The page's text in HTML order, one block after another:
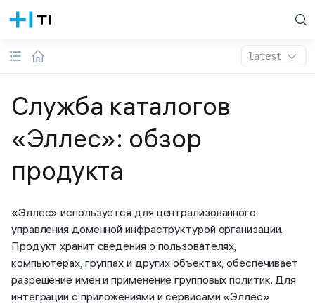
latest
Служба каталогов
«Эллес»: обзор
продукта
«Эллес» используется для централизованного
управления доменной инфраструктурой организации.
Продукт хранит сведения о пользователях,
компьютерах, группах и других объектах, обеспечивает
разрешение имен и применение групповых политик. Для
интеграции с приложениями и сервисами «Эллес»